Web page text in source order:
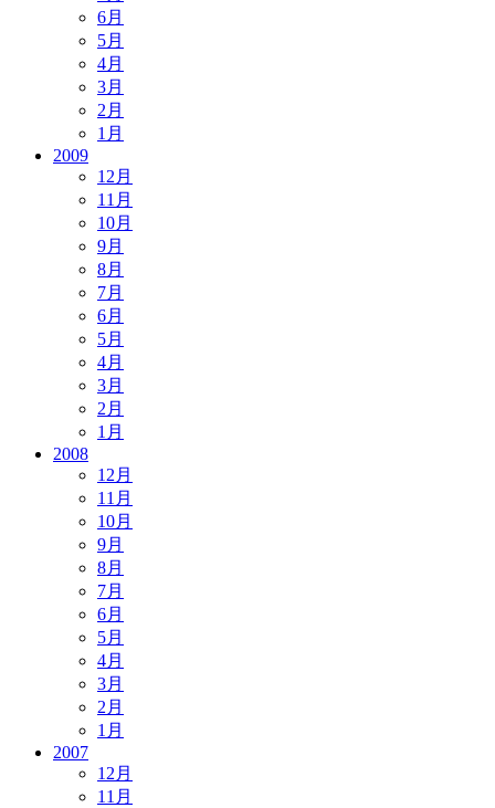
6月
5月
4月
3月
2月
1月
2009
12月
11月
10月
9月
8月
7月
6月
5月
4月
3月
2月
1月
2008
12月
11月
10月
9月
8月
7月
6月
5月
4月
3月
2月
1月
2007
12月
11月